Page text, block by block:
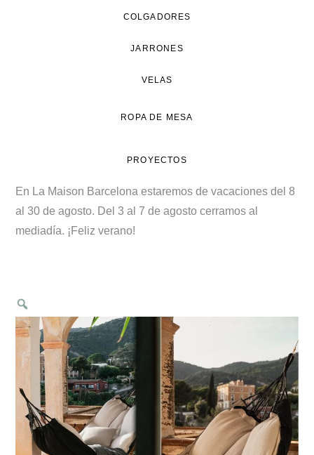
COLGADORES
JARRONES
VELAS
ROPA DE MESA
PROYECTOS
En La Maison Barcelona estaremos de vacaciones del 8
al 30 de agosto. Del 3 al 7 de agosto cerramos al
mediadía. ¡Feliz verano!